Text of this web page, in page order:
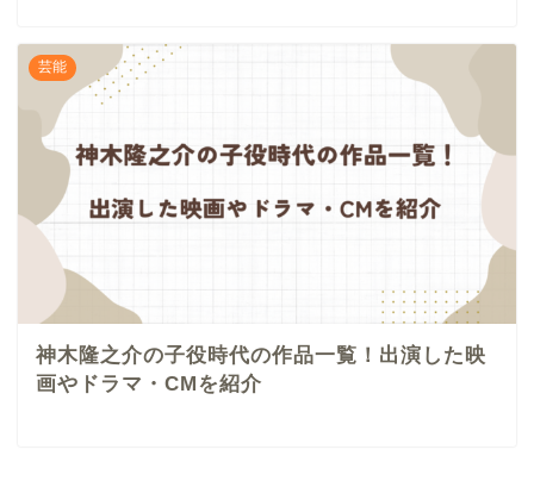
芸能
神木隆之介の子役時代の作品一覧！出演した映
画やドラマ・CMを紹介